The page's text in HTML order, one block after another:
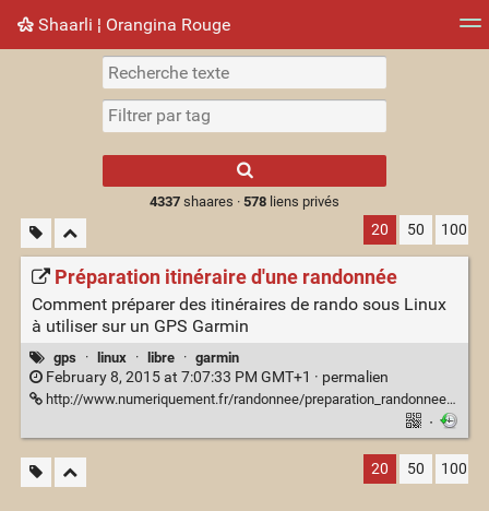
Shaarli ¦ Orangina Rouge
Nuage de tags Mur d'images
results.
4337shaares · 578liens privés
20 50 100
Préparation itinéraire d'une randonnée
Comment préparer des itinéraires de rando sous Linux
à utiliser sur un GPS Garmin
gps · linux · libre · garmin
February 8, 2015 at 7:07:33 PM GMT+1 · permalien
http://www.numeriquement.fr/randonnee/preparation_randonnees.php
·
20 50 100